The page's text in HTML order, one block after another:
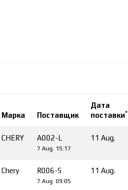
Марка Поставщик
Дата
поставки*
CHERY A002-L
7 Aug. 15:17
11 Aug.
Chery R006-S
7 Aug. 09:05
11 Aug.